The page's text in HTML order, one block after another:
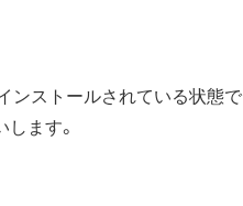
ンストールされている状態で
ます。